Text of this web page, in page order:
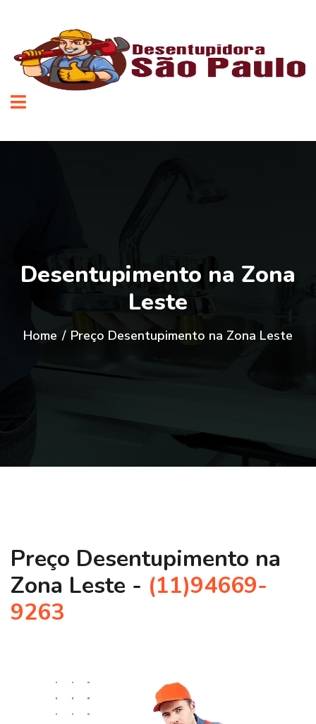
Desentupimento na Zona
Leste
Home / Preço Desentupimento na Zona Leste
Preço Desentupimento na
Zona Leste - (11)94669-
9263